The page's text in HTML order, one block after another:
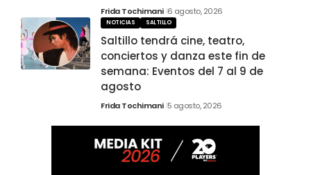
Frida Tochimani 6 agosto, 2026
NOTICIAS SALTILLO
Saltillo tendrá cine, teatro,
conciertos y danza este fin de
semana: Eventos del 7 al 9 de
agosto
Frida Tochimani 5 agosto, 2026